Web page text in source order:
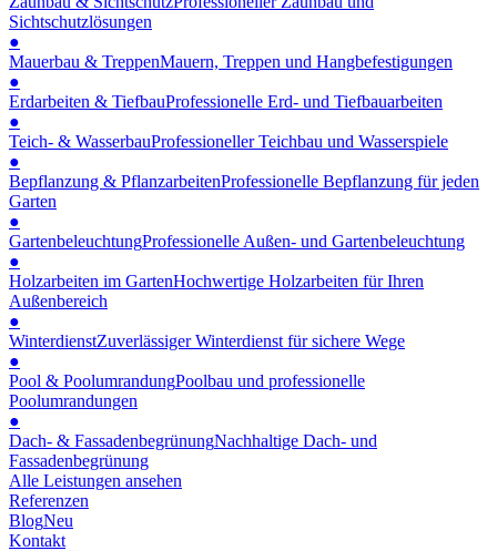
Sichtschutzlösungen
●
Mauerbau & TreppenMauern, Treppen und Hangbefestigungen
●
Erdarbeiten & TiefbauProfessionelle Erd- und Tiefbauarbeiten
●
Teich- & WasserbauProfessioneller Teichbau und Wasserspiele
●
Bepflanzung & PflanzarbeitenProfessionelle Bepflanzung für jeden
Garten
●
GartenbeleuchtungProfessionelle Außen- und Gartenbeleuchtung
●
Holzarbeiten im GartenHochwertige Holzarbeiten für Ihren
Außenbereich
●
WinterdienstZuverlässiger Winterdienst für sichere Wege
●
Pool & PoolumrandungPoolbau und professionelle
Poolumrandungen
●
Dach- & FassadenbegrünungNachhaltige Dach- und
Fassadenbegrünung
Alle Leistungen ansehen
Referenzen
BlogNeu
Kontakt